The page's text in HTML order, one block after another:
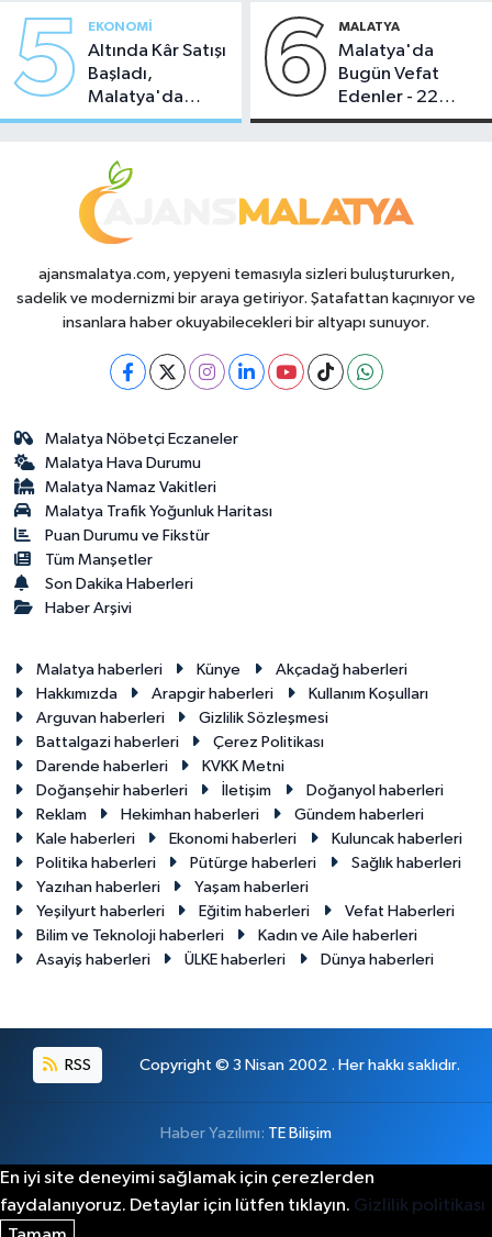
5 EKONOMI
Altında Kâr Satışı
Başladı,
Malatya'da
Makas Ne
6 MALATYA
Malatya'da
Bugün Vefat
Edenler - 22
Temmuz 2026
ajansmalatya.com, yepyeni temasıyla sizleri buluştururken,
sadelik ve modernizmi bir araya getiriyor. Şatafattan kaçınıyor ve
insanlara haber okuyabilecekleri bir altyapı sunuyor.
Malatya Nöbetçi Eczaneler
Malatya Hava Durumu
Malatya Namaz Vakitleri
Malatya Trafik Yoğunluk Haritası
Puan Durumu ve Fikstür
Tüm Manşetler
Son Dakika Haberleri
Haber Arşivi
Malatya haberleri Künye
Akçadağ haberleri
Hakkımızda
Arapgir haberleri
Kullanım Koşulları
Arguvan haberleri
Gizlilik Sözleşmesi
Battalgazi haberleri
Çerez Politikası
Darende haberleri
KVKK Metni
Doğanşehir haberleri
İletişim
Doğanyol haberleri
Reklam
Hekimhan haberleri
Gündem haberleri
Kale haberleri
Ekonomi haberleri
Kuluncak haberleri
Politika haberleri
Pütürge haberleri
Sağlık haberleri
Yazıhan haberleri
Yaşam haberleri
Yeşilyurt haberleri
Eğitim haberleri
Vefat Haberleri
Bilim ve Teknoloji haberleri
Kadın ve Aile haberleri
Asayiş haberleri
ÜLKE haberleri Dünya haberleri
RSS Copyright © 3 Nisan 2002 . Her hakkı saklıdır.
Haber Yazılımı: TE Bilişim
En iyi site deneyimi sağlamak için çerezlerden
faydalanıyoruz. Detaylar için lütfen tıklayın. Gizlilik politikası